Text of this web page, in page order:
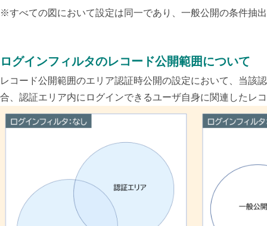
※すべての図において設定は同一であり、一般公開の条件抽
ログインフィルタのレコード公開範囲について
レコード公開範囲のエリア認証時公開の設定において、当該
合、認証エリア内にログインできるユーザ自身に関連したレ